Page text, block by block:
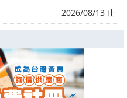
2026/08/13 止